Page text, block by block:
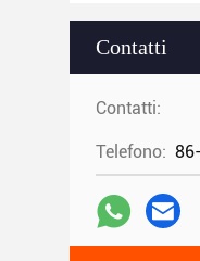
Contatti
Contatti:
Telefono: